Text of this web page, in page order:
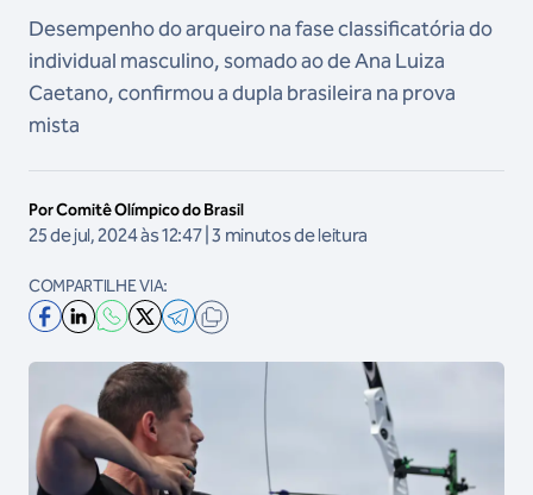
Desempenho do arqueiro na fase classificatória do
individual masculino, somado ao de Ana Luiza
Caetano, confirmou a dupla brasileira na prova
mista
Por Comitê Olímpico do Brasil
25 de jul, 2024 às 12:47 | 3 minutos de leitura
COMPARTILHE VIA: